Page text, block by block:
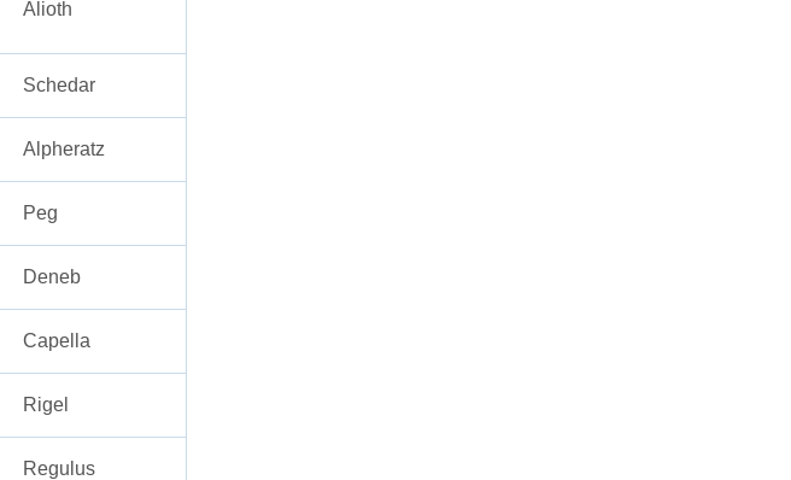
Alioth
Schedar
Alpheratz
Peg
Deneb
Capella
Rigel
Regulus